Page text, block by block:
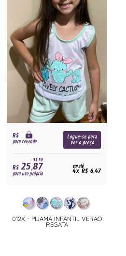
R$
para revenda
Logue-se para
ver o preço
31,59
R$25,87
para uso próprio
em até
4x R$ 6,47
012X - PIJAMA INFANTIL VERÂO
REGATA